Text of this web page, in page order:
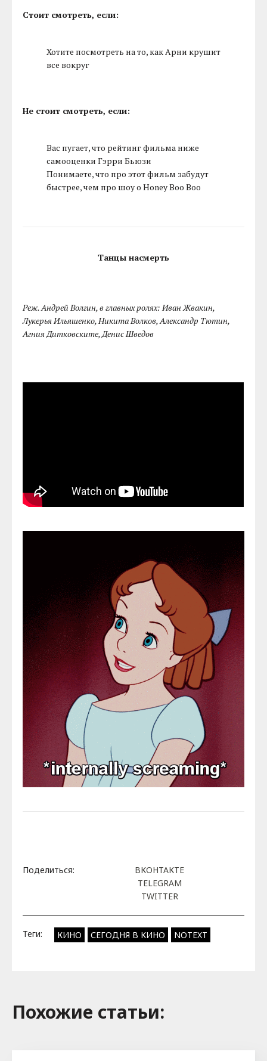
Стоит смотреть, если:
Хотите посмотреть на то, как Арни крушит
все вокруг
Не стоит смотреть, если:
Вас пугает, что рейтинг фильма ниже
самооценки Гэрри Бьюзи
Понимаете, что про этот фильм забудут
быстрее, чем про шоу о Honey Boo Boo
Танцы насмерть
Реж. Андрей Волгин, в главных ролях: Иван Жвакин,
Лукерья Ильяшенко, Никита Волков, Александр Тютин,
Агния Дитковските, Денис Шведов
Поделиться:
ВКОНТАКТЕ
TELEGRAM
TWITTER
Теги: КИНО СЕГОДНЯ В КИНО NOTEXT
Похожие cтатьи: